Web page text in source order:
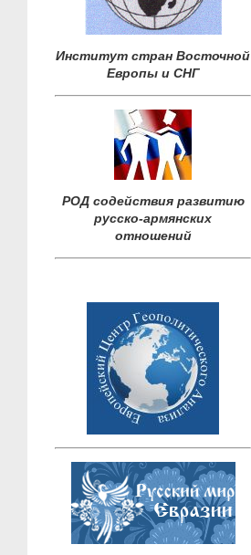
Институт стран Восточной
Европы и СНГ
РОД содействия развитию
русско-армянских
отношений